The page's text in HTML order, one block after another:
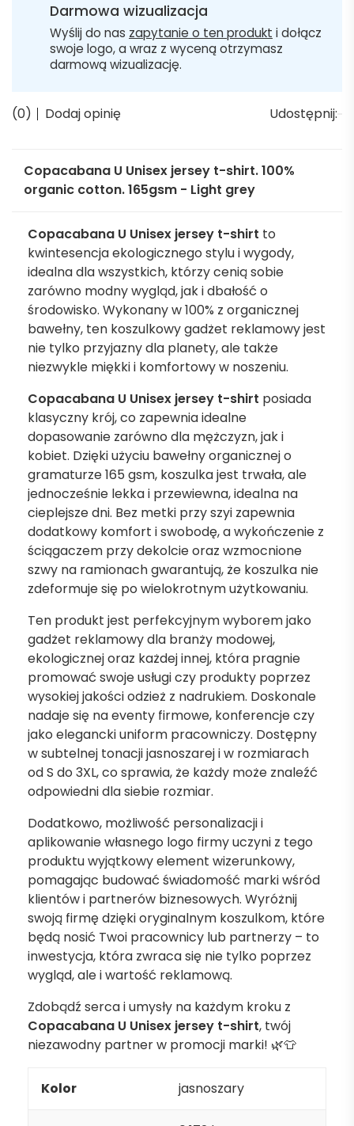
Darmowa wizualizacja
Wyślij do nas zapytanie o ten produkt i dołącz
swoje logo, a wraz z wyceną otrzymasz
darmową wizualizację.
(0) Dodaj opinię Udostępnij:
Copacabana U Unisex jersey t-shirt. 100%
organic cotton. 165gsm - Light grey
Copacabana U Unisex jersey t-shirt to
kwintesencja ekologicznego stylu i wygody,
idealna dla wszystkich, którzy cenią sobie
zarówno modny wygląd, jak i dbałość o
środowisko. Wykonany w 100% z organicznej
bawełny, ten koszulkowy gadżet reklamowy jest
nie tylko przyjazny dla planety, ale także
niezwykle miękki i komfortowy w noszeniu.
Copacabana U Unisex jersey t-shirt posiada
klasyczny krój, co zapewnia idealne
dopasowanie zarówno dla mężczyzn, jak i
kobiet. Dzięki użyciu bawełny organicznej o
gramaturze 165 gsm, koszulka jest trwała, ale
jednocześnie lekka i przewiewna, idealna na
cieplejsze dni. Bez metki przy szyi zapewnia
dodatkowy komfort i swobodę, a wykończenie z
ściągaczem przy dekolcie oraz wzmocnione
szwy na ramionach gwarantują, że koszulka nie
zdeformuje się po wielokrotnym użytkowaniu.
Ten produkt jest perfekcyjnym wyborem jako
gadżet reklamowy dla branży modowej,
ekologicznej oraz każdej innej, która pragnie
promować swoje usługi czy produkty poprzez
wysokiej jakości odzież z nadrukiem. Doskonale
nadaje się na eventy firmowe, konferencje czy
jako elegancki uniform pracowniczy. Dostępny
w subtelnej tonacji jasnoszarej i w rozmiarach
od S do 3XL, co sprawia, że każdy może znaleźć
odpowiedni dla siebie rozmiar.
Dodatkowo, możliwość personalizacji i
aplikowanie własnego logo firmy uczyni z tego
produktu wyjątkowy element wizerunkowy,
pomagając budować świadomość marki wśród
klientów i partnerów biznesowych. Wyróżnij
swoją firmę dzięki oryginalnym koszulkom, które
będą nosić Twoi pracownicy lub partnerzy – to
inwestycja, która zwraca się nie tylko poprzez
wygląd, ale i wartość reklamową.
Zdobądź serca i umysły na każdym kroku z
Copacabana U Unisex jersey t-shirt, twój
niezawodny partner w promocji marki! 🌿👕
Kolor jasnoszary